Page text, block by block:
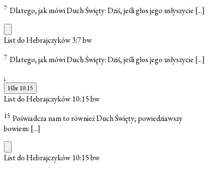
7 Dlatego, jak mówi Duch Święty: Dziś, jeśli głos jego usłyszycie [...]
List do Hebrajczyków 3:7bw
7 Dlatego, jak mówi Duch Święty: Dziś, jeśli głos jego usłyszycie [...]
;
Hbr 10:15
List do Hebrajczyków 10:15bw
15 Poświadcza nam to również Duch Święty; powiedziawszy
bowiem: [...]
List do Hebrajczyków 10:15bw